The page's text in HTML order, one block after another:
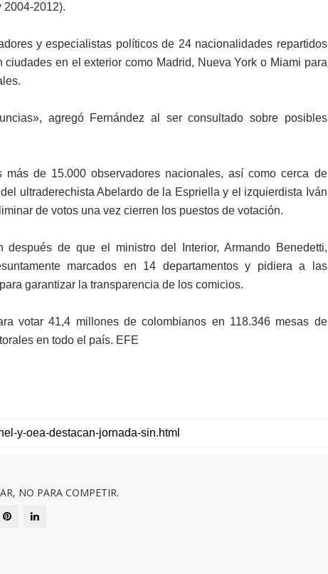
2004-2012).
y especialistas políticos de 24 nacionalidades repartidos
en el exterior como Madrid, Nueva York o Miami para
agregó Fernández al ser consultado sobre posibles
de 15.000 observadores nacionales, así como cerca de
ultraderechista Abelardo de la Espriella y el izquierdista Iván
de votos una vez cierren los puestos de votación.
de que el ministro del Interior, Armando Benedetti,
marcados en 14 departamentos y pidiera a las
garantizar la transparencia de los comicios.
votar 41,4 millones de colombianos en 118.346 mesas de
en todo el país. EFE
NO PARA COMPETIR.